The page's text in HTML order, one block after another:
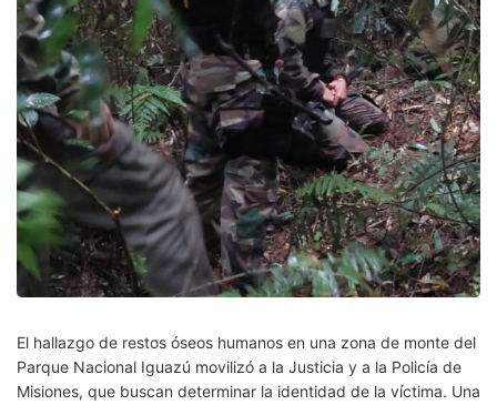
El hallazgo de restos óseos humanos en una zona de monte del
Parque Nacional Iguazú movilizó a la Justicia y a la Policía de
Misiones, que buscan determinar la identidad de la víctima. Una